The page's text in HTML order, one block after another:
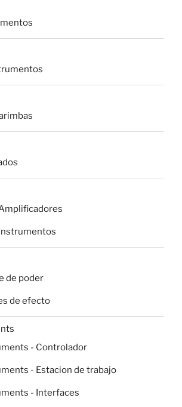
de poder
de efecto
- Controlador
- Estacion de trabajo
- Interfaces